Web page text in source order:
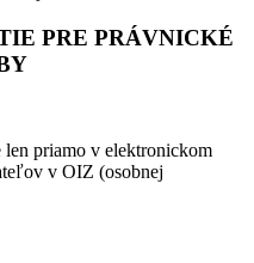
PRE PRÁVNICKÉ
len priamo v elektronickom
v OIZ (osobnej